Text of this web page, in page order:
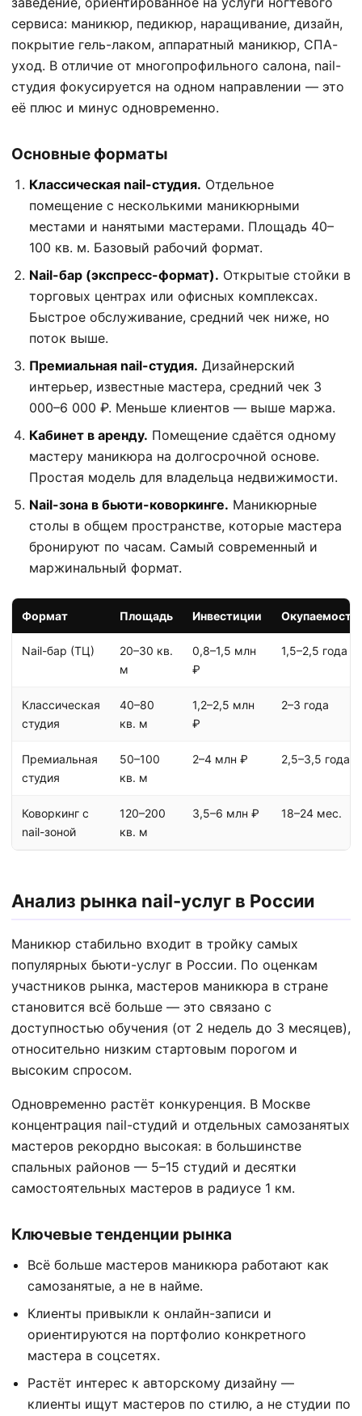
сервиса: маникюр, педикюр, наращивание, дизайн,
покрытие гель-лаком, аппаратный маникюр, СПА-
уход. В отличие от многопрофильного салона, nail-
студия фокусируется на одном направлении — это
её плюс и минус одновременно.
Основные форматы
Классическая nail-студия. Отдельное
помещение с несколькими маникюрными
местами и нанятыми мастерами. Площадь 40–
100 кв. м. Базовый рабочий формат.
Nail-бар (экспресс-формат). Открытые стойки в
торговых центрах или офисных комплексах.
Быстрое обслуживание, средний чек ниже, но
поток выше.
Премиальная nail-студия. Дизайнерский
интерьер, известные мастера, средний чек 3
000–6 000 ₽. Меньше клиентов — выше маржа.
Кабинет в аренду. Помещение сдаётся одному
мастеру маникюра на долгосрочной основе.
Простая модель для владельца недвижимости.
Nail-зона в бьюти-коворкинге. Маникюрные
столы в общем пространстве, которые мастера
бронируют по часам. Самый современный и
маржинальный формат.
Формат Площадь Инвестиции Окупаемость
Nail-бар (ТЦ)
20–30 кв.
м
0,8–1,5 млн
₽
1,5–2,5 года
Классическая
студия
40–80
кв. м
1,2–2,5 млн
₽
2–3 года
Премиальная
студия
50–100
кв. м
2–4 млн ₽ 2,5–3,5 года
Коворкинг с
nail-зоной
120–200
кв. м
3,5–6 млн ₽ 18–24 мес.
Анализ рынка nail-услуг в России
Маникюр стабильно входит в тройку самых
популярных бьюти-услуг в России. По оценкам
участников рынка, мастеров маникюра в стране
становится всё больше — это связано с
доступностью обучения (от 2 недель до 3 месяцев),
относительно низким стартовым порогом и
высоким спросом.
Одновременно растёт конкуренция. В Москве
концентрация nail-студий и отдельных самозанятых
мастеров рекордно высокая: в большинстве
спальных районов — 5–15 студий и десятки
самостоятельных мастеров в радиусе 1 км.
Ключевые тенденции рынка
Всё больше мастеров маникюра работают как
самозанятые, а не в найме.
Клиенты привыкли к онлайн-записи и
ориентируются на портфолио конкретного
мастера в соцсетях.
Растёт интерес к авторскому дизайну —
клиенты ищут мастеров по стилю, а не студии по